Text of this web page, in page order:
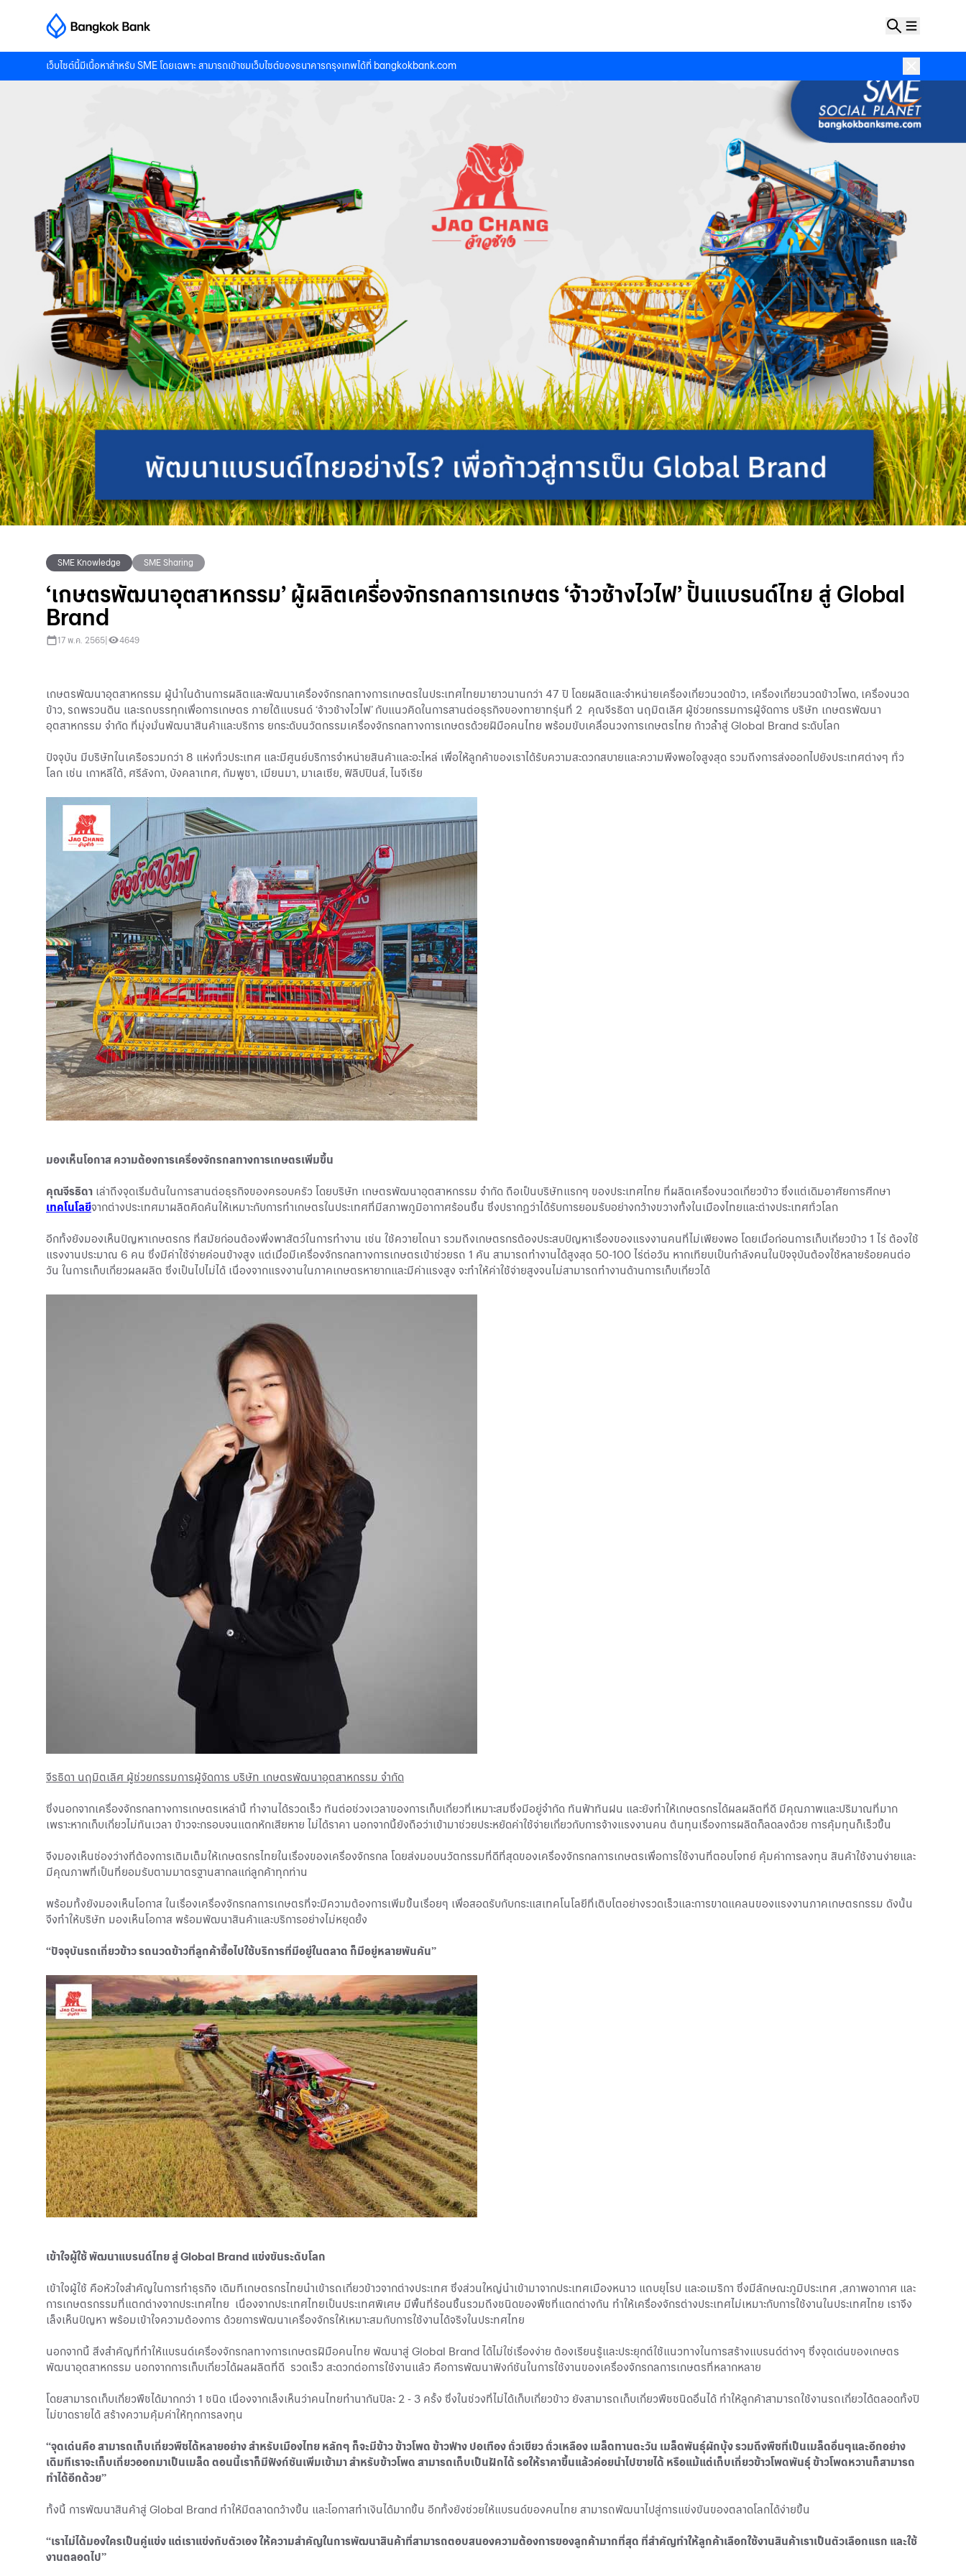
เว็บไซต์นี้มีเนื้อหาสำหรับ SME โดยเฉพาะ สามารถเข้าชมเว็บไซต์ของธนาคารกรุงเทพได้ที่ bangkokbank.com
SME Knowledge SME Sharing
‘เกษตรพัฒนาอุตสาหกรรม’ ผู้ผลิตเครื่องจักรกลการเกษตร ‘จ้าวช้างไวไฟ’ ปั้นแบรนด์ไทย สู่ Global
Brand
17 พ.ค. 2565 4649
เกษตรพัฒนาอุตสาหกรรม ผู้นำในด้านการผลิตและพัฒนาเครื่องจักรกลทางการเกษตรในประเทศไทยมายาวนานกว่า 47 ปี โดยผลิตและจำหน่ายเครื่องเกี่ยวนวดข้าว, เครื่องเกี่ยวนวดข้าวโพด, เครื่องนวด
ข้าว, รถพรวนดิน และรถบรรทุกเพื่อการเกษตร ภายใต้แบรนด์ ‘จ้าวช้างไวไฟ’ กับแนวคิดในการสานต่อธุรกิจของทายาทรุ่นที่ 2 คุณจีรธิดา นฤมิตเลิศ ผู้ช่วยกรรมการผู้จัดการ บริษัท เกษตรพัฒนา
อุตสาหกรรม จำกัด ที่มุ่งมั่นพัฒนาสินค้าและบริการ ยกระดับนวัตกรรมเครื่องจักรกลทางการเกษตรด้วยฝีมือคนไทย พร้อมขับเคลื่อนวงการเกษตรไทย ก้าวล้ำสู่ Global Brand ระดับโลก
ปัจจุบัน มีบริษัทในเครือรวมกว่า 8 แห่งทั่วประเทศ และมีศูนย์บริการจำหน่ายสินค้าและอะไหล่ เพื่อให้ลูกค้าของเราได้รับความสะดวกสบายและความพึงพอใจสูงสุด รวมถึงการส่งออกไปยังประเทศต่างๆ ทั่ว
โลก เช่น เกาหลีใต้, ศรีลังกา, บังคลาเทศ, กัมพูชา, เมียนมา, มาเลเซีย, ฟิลิปปินส์, ไนจีเรีย
มองเห็นโอกาส ความต้องการเครื่องจักรกลทางการเกษตรเพิ่มขึ้น
คุณจีรธิดา เล่าถึงจุดเริ่มต้นในการสานต่อธุรกิจของครอบครัว โดยบริษัท เกษตรพัฒนาอุตสาหกรรม จำกัด ถือเป็นบริษัทแรกๆ ของประเทศไทย ที่ผลิตเครื่องนวดเกี่ยวข้าว ซึ่งแต่เดิมอาศัยการศึกษา
เทคโนโลยีจากต่างประเทศมาผลิตคิดค้นให้เหมาะกับการทำเกษตรในประเทศที่มีสภาพภูมิอากาศร้อนชื้น ซึ่งปรากฏว่าได้รับการยอมรับอย่างกว้างขวางทั้งในเมืองไทยและต่างประเทศทั่วโลก
อีกทั้งยังมองเห็นปัญหาเกษตรกร ที่สมัยก่อนต้องพึ่งพาสัตว์ในการทำงาน เช่น ใช้ควายไถนา รวมถึงเกษตรกรต้องประสบปัญหาเรื่องของแรงงานคนที่ไม่เพียงพอ โดยเมื่อก่อนการเก็บเกี่ยวข้าว 1 ไร่ ต้องใช้
แรงงานประมาณ 6 คน ซึ่งมีค่าใช้จ่ายค่อนข้างสูง แต่เมื่อมีเครื่องจักรกลทางการเกษตรเข้าช่วยรถ 1 คัน สามารถทำงานได้สูงสุด 50-100 ไร่ต่อวัน หากเทียบเป็นกำลังคนในปัจจุบันต้องใช้หลายร้อยคนต่อ
วัน ในการเก็บเกี่ยวผลผลิต ซึ่งเป็นไปไม่ได้ เนื่องจากแรงงานในภาคเกษตรหายากและมีค่าแรงสูง จะทำให้ค่าใช้จ่ายสูงจนไม่สามารถทำงานด้านการเก็บเกี่ยวได้
จีรธิดา นฤมิตเลิศ ผู้ช่วยกรรมการผู้จัดการ บริษัท เกษตรพัฒนาอุตสาหกรรม จำกัด
ซึ่งนอกจากเครื่องจักรกลทางการเกษตรเหล่านี้ ทำงานได้รวดเร็ว ทันต่อช่วงเวลาของการเก็บเกี่ยวที่เหมาะสมซึ่งมีอยู่จำกัด ทันฟ้าทันฝน และยังทำให้เกษตรกรได้ผลผลิตที่ดี มีคุณภาพและปริมาณที่มาก
เพราะหากเก็บเกี่ยวไม่ทันเวลา ข้าวจะกรอบจนแตกหักเสียหาย ไม่ได้ราคา นอกจากนี้ยังถือว่าเข้ามาช่วยประหยัดค่าใช้จ่ายเกี่ยวกับการจ้างแรงงานคน ต้นทุนเรื่องการผลิตก็ลดลงด้วย การคุ้มทุนก็เร็วขึ้น
จึงมองเห็นช่องว่างที่ต้องการเติมเต็มให้เกษตรกรไทยในเรื่องของเครื่องจักรกล โดยส่งมอบนวัตกรรมที่ดีที่สุดของเครื่องจักรกลการเกษตรเพื่อการใช้งานที่ตอบโจทย์ คุ้มค่าการลงทุน สินค้าใช้งานง่ายและ
มีคุณภาพที่เป็นที่ยอมรับตามมาตรฐานสากลแก่ลูกค้าทุกท่าน
พร้อมทั้งยังมองเห็นโอกาส ในเรื่องเครื่องจักรกลการเกษตรที่จะมีความต้องการเพิ่มขึ้นเรื่อยๆ เพื่อสอดรับกับกระแสเทคโนโลยีที่เติบโตอย่างรวดเร็วและการขาดแคลนของแรงงานภาคเกษตรกรรม ดังนั้น
จึงทำให้บริษัท มองเห็นโอกาส พร้อมพัฒนาสินค้าและบริการอย่างไม่หยุดยั้ง
“ปัจจุบันรถเกี่ยวข้าว รถนวดข้าวที่ลูกค้าซื้อไปใช้บริการที่มีอยู่ในตลาด ก็มีอยู่หลายพันคัน”
เข้าใจผู้ใช้ พัฒนาแบรนด์ไทย สู่ Global Brand แข่งขันระดับโลก
เข้าใจผู้ใช้ คือหัวใจสำคัญในการทำธุรกิจ เดิมทีเกษตรกรไทยนำเข้ารถเกี่ยวข้าวจากต่างประเทศ ซึ่งส่วนใหญ่นำเข้ามาจากประเทศเมืองหนาว แถบยุโรป และอเมริกา ซึ่งมีลักษณะภูมิประเทศ ,สภาพอากาศ และ
การเกษตรกรรมที่แตกต่างจากประเทศไทย เนื่องจากประเทศไทยเป็นประเทศพิเศษ มีพื้นที่ร้อนชื้นรวมถึงชนิดของพืชที่แตกต่างกัน ทำให้เครื่องจักรต่างประเทศไม่เหมาะกับการใช้งานในประเทศไทย เราจึง
เล็งเห็นปัญหา พร้อมเข้าใจความต้องการ ด้วยการพัฒนาเครื่องจักรให้เหมาะสมกับการใช้งานได้จริงในประทศไทย
นอกจากนี้ สิ่งสำคัญที่ทำให้แบรนด์เครื่องจักรกลทางการเกษตรฝีมือคนไทย พัฒนาสู่ Global Brand ได้ไม่ใช่เรื่องง่าย ต้องเรียนรู้และประยุกต์ใช้แนวทางในการสร้างแบรนด์ต่างๆ ซึ่งจุดเด่นของเกษตร
พัฒนาอุตสาหกรรม นอกจากการเก็บเกี่ยวได้ผลผลิตที่ดี รวดเร็ว สะดวกต่อการใช้งานแล้ว คือการพัฒนาฟังก์ชันในการใช้งานของเครื่องจักรกลการเกษตรที่หลากหลาย
โดยสามารถเก็บเกี่ยวพืชได้มากกว่า 1 ชนิด เนื่องจากเล็งเห็นว่าคนไทยทำนากันปีละ 2 - 3 ครั้ง ซึ่งในช่วงที่ไม่ได้เก็บเกี่ยวข้าว ยังสามารถเก็บเกี่ยวพืชชนิดอื่นได้ ทำให้ลูกค้าสามารถใช้งานรถเกี่ยวได้ตลอดทั้งปี
ไม่ขาดรายได้ สร้างความคุ้มค่าให้ทุกการลงทุน
“จุดเด่นคือ สามารถเก็บเกี่ยวพืชได้หลายอย่าง สำหรับเมืองไทย หลักๆ ก็จะมีข้าว ข้าวโพด ข้าวฟ่าง ปอเทือง ถั่วเขียว ถั่วเหลือง เมล็ดทานตะวัน เมล็ดพันธุ์ผักบุ้ง รวมถึงพืชที่เป็นเมล็ดอื่นๆและอีกอย่าง
เดิมทีเราจะเก็บเกี่ยวออกมาเป็นเมล็ด ตอนนี้เราก็มีฟังก์ชันเพิ่มเข้ามา สำหรับข้าวโพด สามารถเก็บเป็นฝักได้ รอให้ราคาขึ้นแล้วค่อยนำไปขายได้ หรือแม้แต่เก็บเกี่ยวข้าวโพดพันธุ์ ข้าวโพดหวานก็สามารถ
ทำได้อีกด้วย”
ทั้งนี้ การพัฒนาสินค้าสู่ Global Brand ทำให้มีตลาดกว้างขึ้น และโอกาสทำเงินได้มากขึ้น อีกทั้งยังช่วยให้แบรนด์ของคนไทย สามารถพัฒนาไปสู่การแข่งขันของตลาดโลกได้ง่ายขึ้น
“เราไม่ได้มองใครเป็นคู่แข่ง แต่เราแข่งกับตัวเอง ให้ความสำคัญในการพัฒนาสินค้าที่สามารถตอบสนองความต้องการของลูกค้ามากที่สุด ที่สำคัญทำให้ลูกค้าเลือกใช้งานสินค้าเราเป็นตัวเลือกแรก และใช้
งานตลอดไป”